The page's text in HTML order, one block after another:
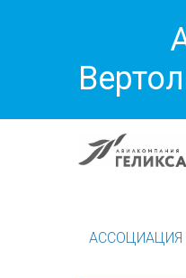
АССОЦИАЦИЯ